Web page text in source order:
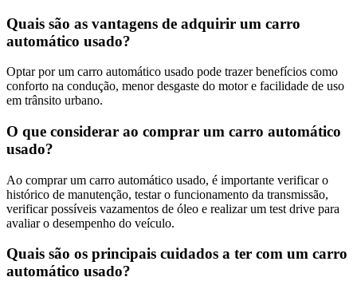
Quais são as vantagens de adquirir um carro
automático usado?
Optar por um carro automático usado pode trazer benefícios como
conforto na condução, menor desgaste do motor e facilidade de uso
em trânsito urbano.
O que considerar ao comprar um carro automático
usado?
Ao comprar um carro automático usado, é importante verificar o
histórico de manutenção, testar o funcionamento da transmissão,
verificar possíveis vazamentos de óleo e realizar um test drive para
avaliar o desempenho do veículo.
Quais são os principais cuidados a ter com um carro
automático usado?